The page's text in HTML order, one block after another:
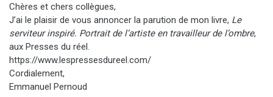
Chères et chers collègues,
J’ai le plaisir de vous annoncer la parution de mon livre, Le
serviteur inspiré. Portrait de l’artiste en travailleur de l’ombre,
aux Presses du réel.
https://www.lespressesdureel.com/
Cordialement,
Emmanuel Pernoud